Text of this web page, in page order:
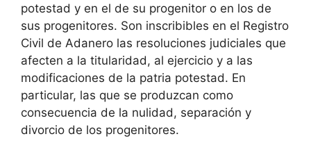
potestad y en el de su progenitor o en los de
sus progenitores. Son inscribibles en el Registro
Civil de Adanero las resoluciones judiciales que
afecten a la titularidad, al ejercicio y a las
modificaciones de la patria potestad. En
particular, las que se produzcan como
consecuencia de la nulidad, separación y
divorcio de los progenitores.